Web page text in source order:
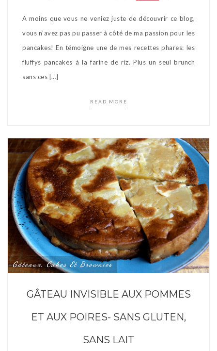
A moins que vous ne veniez juste de découvrir ce blog,
vous n’avez pas pu passer à côté de ma passion pour les
pancakes! En témoigne une de mes recettes phares: les
fluffys pancakes à la farine de riz. Plus un seul brunch
sans ces […]
READ MORE
Gâteaux, Cakes Et Brownies
GÂTEAU INVISIBLE AUX POMMES
ET AUX POIRES- SANS GLUTEN,
SANS LAIT